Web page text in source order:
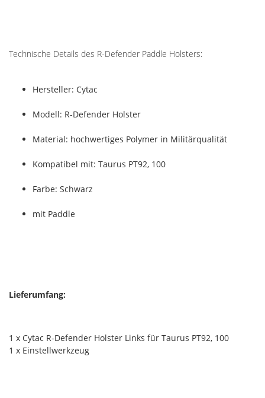
Technische Details des R-Defender Paddle Holsters:
Hersteller: Cytac
Modell: R-Defender Holster
Material: hochwertiges Polymer in Militärqualität
Kompatibel mit: Taurus PT92, 100
Farbe: Schwarz
mit Paddle
Lieferumfang:
1 x Cytac R-Defender Holster Links für Taurus PT92, 100
1 x Einstellwerkzeug